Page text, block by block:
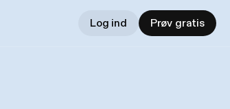
Log ind Prøv gratis